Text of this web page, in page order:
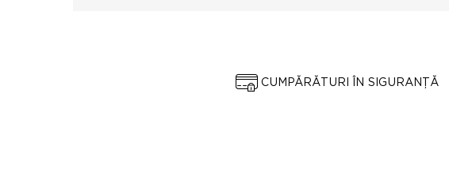
CUMPĂRĂTURI ÎN SIGURANȚĂ